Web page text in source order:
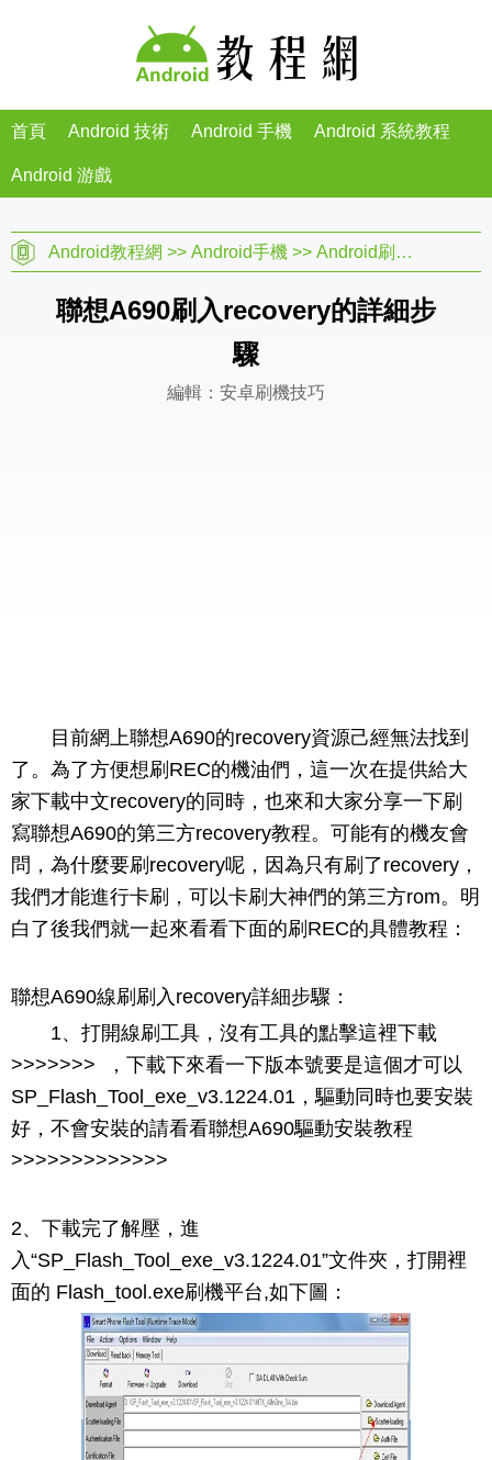
首頁 Android 技術 Android 手機 Android 系統教程
Android 游戲
Android教程網 >> Android手機 >> Android刷機教程
聯想A690刷入recovery的詳細步
驟
編輯：安卓刷機技巧
目前網上聯想A690的recovery資源己經無法找到
了。為了方便想刷REC的機油們，這一次在提供給大
家下載中文recovery的同時，也來和大家分享一下刷
寫聯想A690的第三方recovery教程。可能有的機友會
問，為什麼要刷recovery呢，因為只有刷了recovery，
我們才能進行卡刷，可以卡刷大神們的第三方rom。明
白了後我們就一起來看看下面的刷REC的具體教程：
聯想A690線刷刷入recovery詳細步驟：
1、打開線刷工具，沒有工具的點擊這裡下載
>>>>>>> ，下載下來看一下版本號要是這個才可以
SP_Flash_Tool_exe_v3.1224.01，驅動同時也要安裝
好，不會安裝的請看看聯想A690驅動安裝教程
>>>>>>>>>>>>>
2、下載完了解壓，進
入“SP_Flash_Tool_exe_v3.1224.01”文件夾，打開裡
面的 Flash_tool.exe刷機平台,如下圖：